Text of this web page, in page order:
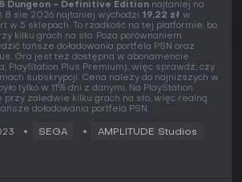
Dungeon - Definitive Edition najtaniej na
8 sie 2026 najtaniej wychodzi 19,22 zł w
w 5 sklepach. To rzadkość na tej platformie, bo
kilku grach na sto. Poza porównaniem
tańsze doładowania portfela PSN oraz
Gra jest też dostępna w abonamencie
PlayStation Plus Premium), więc sprawdź, czy
subskrypcji. Cena należy do najniższych w
tylko w 11% dni z danymi. Na PlayStation
przy zaledwie kilku grach na sto, więc realną
doładowania portfela PSN.
SEGA AMPLITUDE Studios